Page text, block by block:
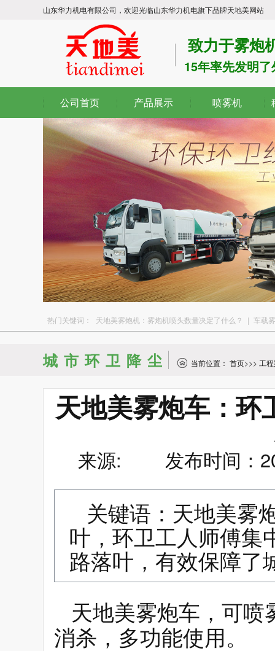
山东华力机电有限公司，欢迎光临山东华力机电旗下品牌天地美网站
致力于雾炮
15年率先发明
公司首页 产品展示 喷雾机
热门关键词： 天地美雾炮机：雾炮机喷头数量决定了什么？ | 车载
城市环卫降尘 当前位置： 首页>>> 工
天地美雾炮车：环
来源: 发布时间：
关键语：天地美雾
叶，环卫工人师傅集
路落叶，有效保障了
天地美雾炮车，可喷
消杀，多功能使用。